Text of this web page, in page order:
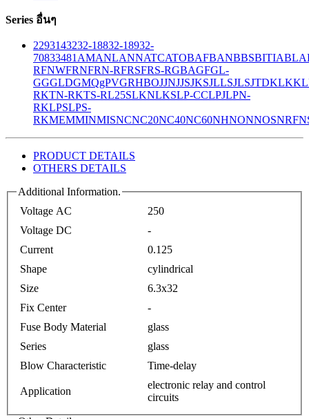
Series อื่นๆ
2293143232-18832-18932-
70833481 AMANLANNATCATOBAFBANBBSBITIABLA
RFNWFRNFRN-RFRSFRS-RGBAGFGL-
GGGLDGMQgPVGRHBOJJNJJSJKSJLLSJLSJTDKLK
RKTN-RKTS-RL25SLKNLKSLP-CCLPJLPN-
RKLPSLPS-
RKMEMMINMISNCNC20NC40NC60NHNONNOSNRF
PRODUCT DETAILS
OTHERS DETAILS
Additional Information.
Voltage AC
250
Voltage DC
-
Current
0.125
Shape
cylindrical
Size
6.3x32
Fix Center
-
Fuse Body Material
glass
Series
glass
Blow Characteristic
Time-delay
Application
electronic relay and control
circuits